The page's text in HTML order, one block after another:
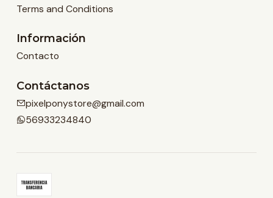
Terms and Conditions
Información
Contacto
Contáctanos
pixelponystore@gmail.com
56933234840